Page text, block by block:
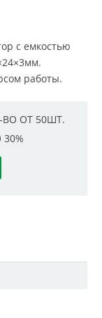
с емкостью
работы.
ОТ 50ШТ.